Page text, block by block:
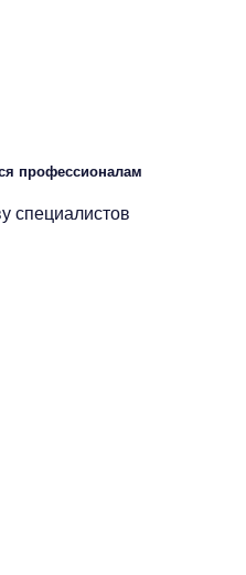
профессионалам
специалистов